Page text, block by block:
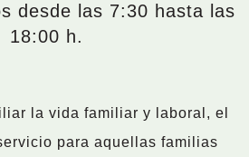
desde las 7:30 hasta las
18:00 h.
la vida familiar y laboral, el
para aquellas familias